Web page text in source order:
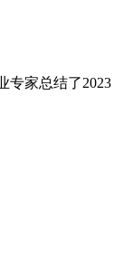
专家总结了2023